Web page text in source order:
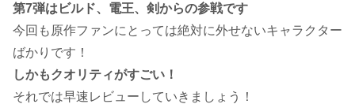
第7弾はビルド、電王、剣からの参戦です
今回も原作ファンにとっては絶対に外せないキャラクター
ばかりです！
しかもクオリティがすごい！
それでは早速レビューしていきましょう！